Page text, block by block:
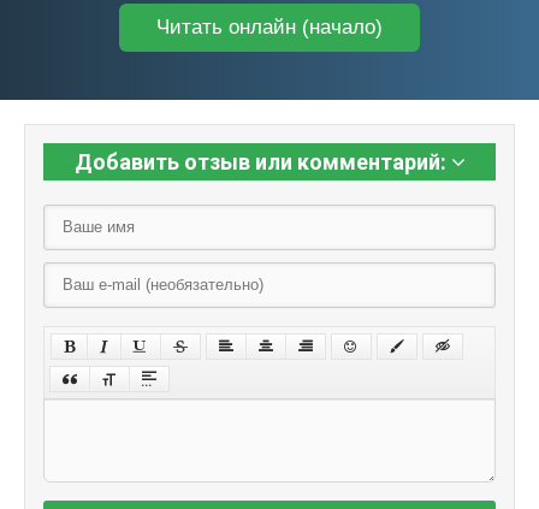
Читать онлайн (начало)
Добавить отзыв или комментарий: